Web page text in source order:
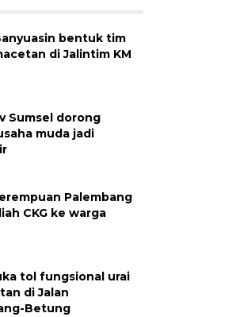
bentuk tim
di Jalintim KM
Sumsel dorong
muda jadi
Palembang
CKG ke warga
tol fungsional urai
di Jalan
Betung